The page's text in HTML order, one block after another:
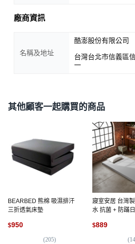
廠商資訊
名稱及地址
酷澎股份有限公司
台灣台北市信義區
一
其他顧客一起購買的商品
BEARBED 熊棉 吸濕排汗
三折透氣床墊
$950
(205)
寢室安居 台灣
水 抗菌 + 防蹣
$889
(